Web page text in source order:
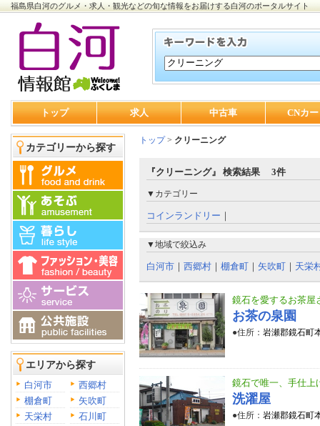
福島県白河のグルメ・求人・観光などの旬な情報をお届けする白河のポータルサイト
トップ 求人 中古車 CNカ
カテゴリーから探す
エリアから探す
白河市
西郷村
棚倉町
矢吹町
天栄村
石川町
トップ> クリーニング
『クリーニング』 検索結果 3件
▼カテゴリー
コインランドリー ｜
▼地域で絞込み
白河市 ｜ 西郷村 ｜ 棚倉町 ｜ 矢吹町 ｜ 天栄
鏡石を愛するお茶屋
お茶の泉園
●住所： 岩瀬郡鏡石町
鏡石で唯一、手仕
洗濯屋
●住所： 岩瀬郡鏡石町